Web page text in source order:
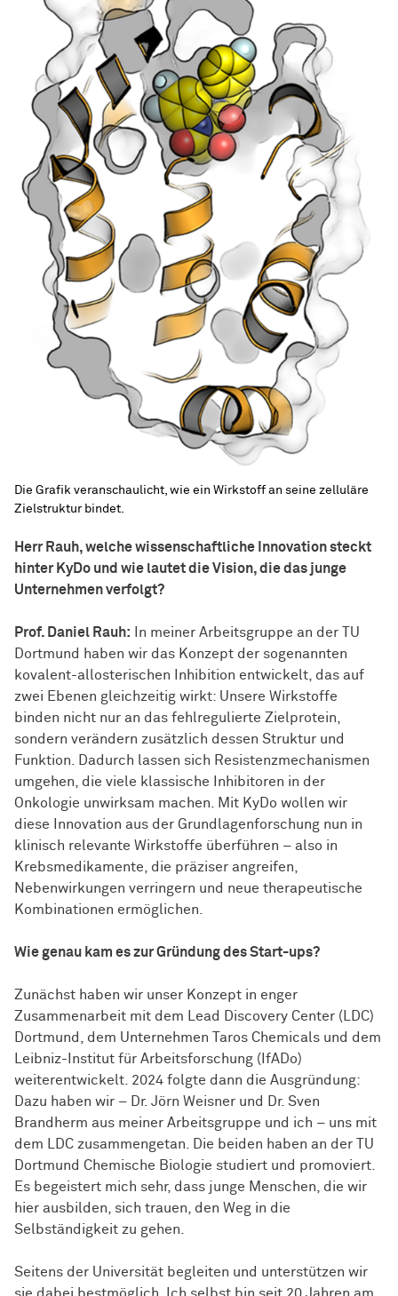
Herr Rauh, welche wissenschaftliche Innovation steckt
hinter KyDo und wie lautet die Vision, die das junge
Unternehmen verfolgt?
Prof. Daniel Rauh: In meiner Arbeitsgruppe an der TU
Dortmund haben wir das Konzept der sogenannten
kovalent-allosterischen Inhibition entwickelt, das auf
zwei Ebenen gleichzeitig wirkt: Unsere Wirk­stof­fe
binden nicht nur an das fehlregulierte Zielprotein,
sondern verändern zusätzlich dessen Struktur und
Funktion. Dadurch lassen sich Resistenzmechanismen
umgehen, die viele klassische Inhibitoren in der
Onkologie unwirksam machen. Mit KyDo wollen wir
diese Innovation aus der Grundlagenforschung nun in
klinisch relevante Wirk­stof­fe überführen – also in
Krebsmedikamente, die präziser angreifen,
Nebenwirkungen verringern und neue therapeutische
Kombinationen ermöglichen.
Wie genau kam es zur Gründung des Start-ups?
Zunächst haben wir unser Konzept in enger
Zusammenarbeit mit dem Lead Discovery Center (LDC)
Dortmund, dem Unternehmen Taros Chemicals und dem
Leibniz-Institut für Arbeitsforschung (IfADo)
weiterentwickelt. 2024 folgte dann die Ausgründung:
Dazu haben wir – Dr. Jörn Weisner und Dr. Sven
Brandherm aus meiner Arbeitsgruppe und ich – uns mit
dem LDC zusammengetan. Die beiden haben an der TU
Dortmund Chemische Biologie studiert und promoviert.
Es begeistert mich sehr, dass junge Menschen, die wir
hier ausbilden, sich trauen, den Weg in die
Selbständigkeit zu gehen.
Die Grafik veranschaulicht, wie ein Wirkstoff an seine zelluläre
Zielstruktur bindet.
Seitens der Universität begleiten und unterstützen wir